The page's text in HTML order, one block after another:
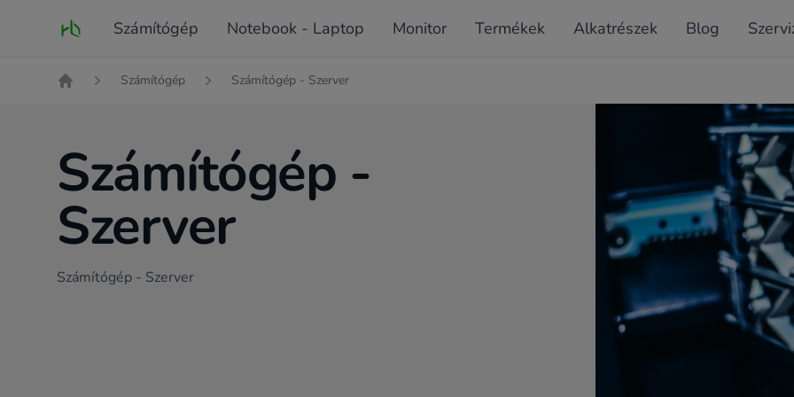
Fő oldal Számítógép Notebook - Laptop Monitor Termékek Alkatrészek Blog
Számítógép Számítógép - Szerver
Számítógép -
Szerver
Számítógép - Szerver